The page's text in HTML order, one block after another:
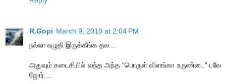
R.Gopi March 9, 2010 at 2:04 PM
நல்லா எழுதி இருக்கீங்க தல...
அதுவும் கடைசியில் வந்த அந்த “பொருள் விளங்கா உருண்டை” பலே
ஜோர்....